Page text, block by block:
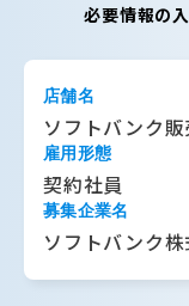
必要情報の
店舗名
ソフトバンク
雇用形態
契約社員
募集企業名
ソフトバンク